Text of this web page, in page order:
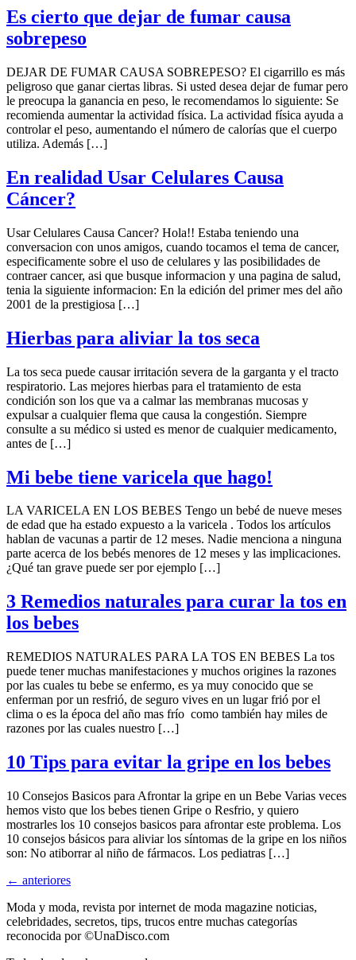
Es cierto que dejar de fumar causa
sobrepeso
DEJAR DE FUMAR CAUSA SOBREPESO? El cigarrillo es más
peligroso que ganar ciertas libras. Si usted desea dejar de fumar pero
le preocupa la ganancia en peso, le recomendamos lo siguiente: Se
recomienda aumentar la actividad física. La actividad física ayuda a
controlar el peso, aumentando el número de calorías que el cuerpo
utiliza. Además […]
En realidad Usar Celulares Causa
Cáncer?
Usar Celulares Causa Cancer? Hola!! Estaba teniendo una
conversacion con unos amigos, cuando tocamos el tema de cancer,
especificamente sobre el uso de celulares y las posibilidades de
contraer cancer, asi que busque informacion y una pagina de salud,
tenia la siguiente informacion: En la edición del primer mes del año
2001 de la prestigiosa […]
Hierbas para aliviar la tos seca
La tos seca puede causar irritación severa de la garganta y el tracto
respiratorio. Las mejores hierbas para el tratamiento de esta
condición son los que va a calmar las membranas mucosas y
expulsar a cualquier flema que causa la congestión. Siempre
consulte a su médico si usted es menor de cualquier medicamento,
antes de […]
Mi bebe tiene varicela que hago!
LA VARICELA EN LOS BEBES Tengo un bebé de nueve meses
de edad que ha estado expuesto a la varicela . Todos los artículos
hablan de vacunas a partir de 12 meses. Nadie menciona a ninguna
parte acerca de los bebés menores de 12 meses y las implicaciones.
¿Qué tan grave puede ser por ejemplo […]
3 Remedios naturales para curar la tos en
los bebes
REMEDIOS NATURALES PARA LA TOS EN BEBES La tos
puede tener muchas manifestaciones y muchos origines la razones
por las cuales tu bebe se enfermo, es ya muy conocido que se
enferman por un resfrió, de seguro vives en un lugar frió por el
clima o es la época del año mas frío como también hay miles de
razones por las cuales nuestro […]
10 Tips para evitar la gripe en los bebes
10 Consejos Basicos para Afrontar la gripe en un Bebe Varias veces
hemos visto que los bebes tienen Gripe o Resfrio, y quiero
mostrarles los 10 consejos basicos para afrontar este problema. Los
10 consejos básicos para aliviar los síntomas de la gripe en los niños
son: No atiborrar al niño de fármacos. Los pediatras […]
← anteriores
Moda y moda, revista por internet de moda magazine noticias,
celebridades, secretos, tips, trucos entre muchas categorías
reconocida por ©UnaDisco.com